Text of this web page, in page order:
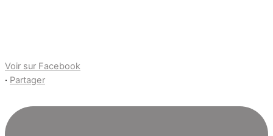
Voir sur Facebook
· Partager